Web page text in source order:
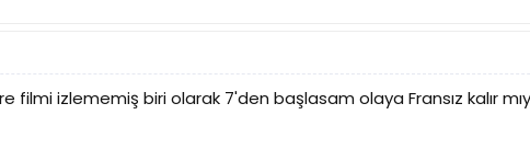
filmi izlememiş biri olarak 7'den başlasam olaya Fransız kalır